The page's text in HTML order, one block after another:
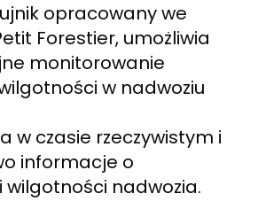
opracowany we
Forestier, umożliwia
monitorowanie
w nadwoziu
w czasie rzeczywistym i
informacje o
nadwozia.